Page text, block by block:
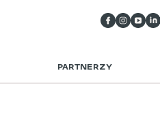
PARTNERZY